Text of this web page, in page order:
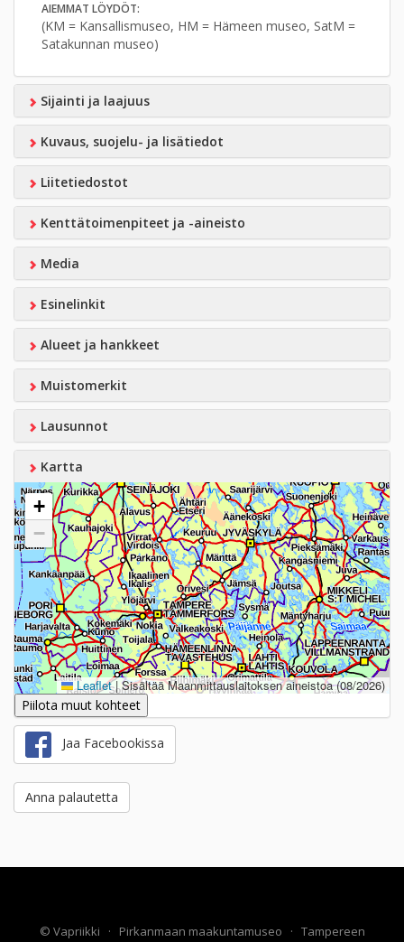
AIEMMAT LÖYDÖT:
(KM = Kansallismuseo, HM = Hämeen museo, SatM =
Satakunnan museo)
Sijainti ja laajuus
Kuvaus, suojelu- ja lisätiedot
Liitetiedostot
Kenttätoimenpiteet ja -aineisto
Media
Esinelinkit
Alueet ja hankkeet
Muistomerkit
Lausunnot
Kartta
+
−
Leaflet |Sisältää Maanmittauslaitoksen aineistoa (08/2026)
Piilota muut kohteet
Jaa Facebookissa
Anna palautetta
© Vapriikki · Pirkanmaan maakuntamuseo · Tampereen